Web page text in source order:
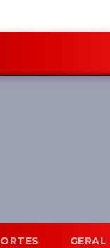
GERAL